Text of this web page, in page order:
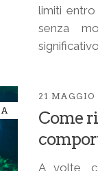
limiti
senza
21 MAGGIO
Come
A volte,